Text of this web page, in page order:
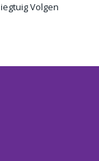
Volgen